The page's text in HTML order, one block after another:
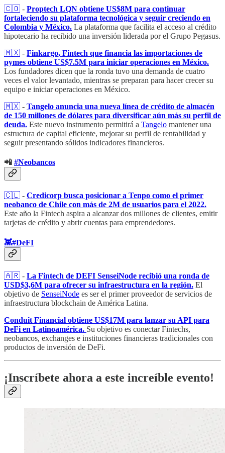
🇨🇴 - Proptech LQN obtiene US$8M para continuar
fortaleciendo su plataforma tecnológica y seguir creciendo en
Colombia y México. La plataforma que facilita el acceso al crédito
hipotecario ha recibido una inversión liderada por el Grupo Pegasus.
🇲🇽 - Finkargo, Fintech que financia las importaciones de
pymes obtiene US$7.5M para iniciar operaciones en México.
Los fundadores dicen que la ronda tuvo una demanda de cuatro
veces el valor levantado, mientras se preparan para hacer crecer su
equipo e iniciar operaciones en México.
🇲🇽 - Tangelo anuncia una nueva línea de crédito de almacén
de 150 millones de dólares para diversificar aún más su perfil de
deuda. Este nuevo instrumento permitirá a Tangelo mantener una
estructura de capital eficiente, mejorar su perfil de rentabilidad y
seguir presentando sólidos indicadores financieros.
📲 #Neobancos
🇨🇱 - Credicorp busca posicionar a Tenpo como el primer
neobanco de Chile con más de 2M de usuarios para el 2022.
Este año la Fintech aspira a alcanzar dos millones de clientes, emitir
tarjetas de crédito y abrir cuentas para emprendedores.
👾#DeFI
🇦🇷 - La Fintech de DEFI SenseiNode recibió una ronda de
USD$3,6M para ofrecer su infraestructura en la región. El
objetivo de SenseiNode es ser el primer proveedor de servicios de
infraestructura blockchain de América Latina.
Conduit Financial obtiene US$17M para lanzar su API para
DeFi en Latinoamérica. Su objetivo es conectar Fintechs,
neobancos, exchanges e instituciones financieras tradicionales con
productos de inversión de DeFi.
¡Inscríbete ahora a este increíble evento!